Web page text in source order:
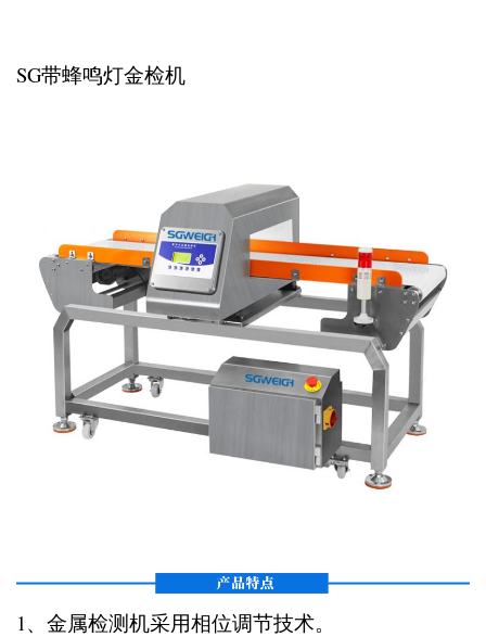
SG带蜂鸣灯金检机
1、金属检测机采用相位调节技术。